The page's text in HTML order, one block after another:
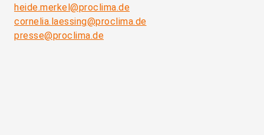
heide.merkel@proclima.de
cornelia.laessing@proclima.de
presse@proclima.de